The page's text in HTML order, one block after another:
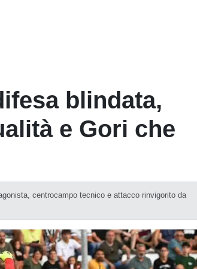
blindata,
e Gori che
centrocampo tecnico e attacco rinvigorito da